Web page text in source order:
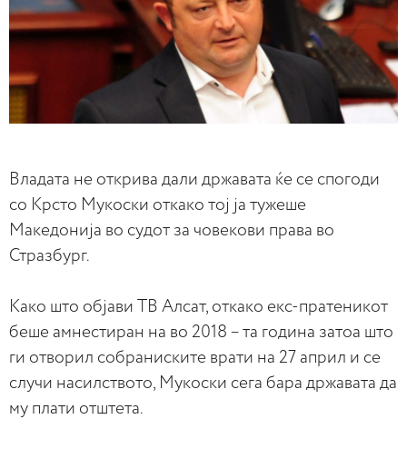
Владата не открива дали државата ќе се спогоди
со Крсто Мукоски откако тој ја тужеше
Македонија во судот за човекови права во
Стразбург.
Како што објави ТВ Алсат, откако екс-пратеникот
беше амнестиран на во 2018 – та година затоа што
ги отворил собраниските врати на 27 април и се
случи насилството, Мукоски сега бара државата да
му плати отштета.